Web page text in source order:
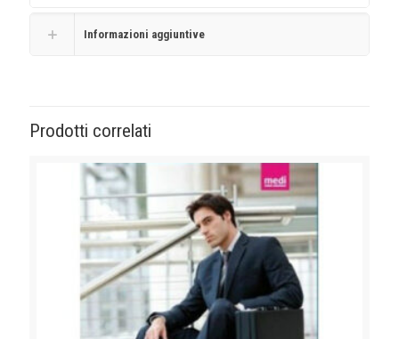
Informazioni aggiuntive
Prodotti correlati